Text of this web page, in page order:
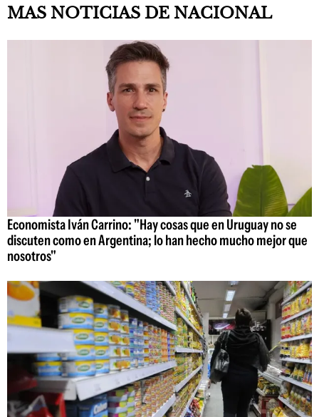
MAS NOTICIAS DE NACIONAL
Economista Iván Carrino: "Hay cosas que en Uruguay no se
discuten como en Argentina; lo han hecho mucho mejor que
nosotros"